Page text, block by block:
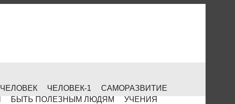
ЧЕЛОВЕК ЧЕЛОВЕК-1
САМОРАЗВИТИЕ
БЫТЬ ПОЛЕЗНЫМ ЛЮДЯМ
УЧЕНИЯ